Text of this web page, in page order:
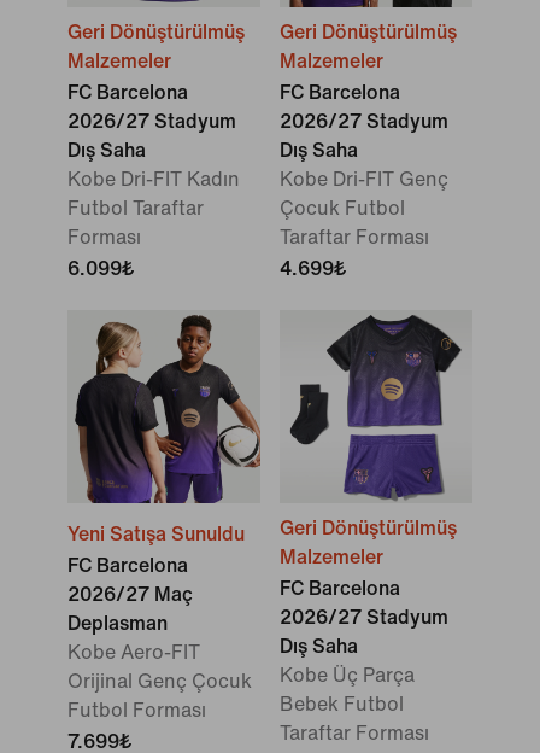
Geri Dönüştürülmüş
Malzemeler
FC Barcelona
2026/27 Stadyum
Dış Saha
Kobe Dri-FIT Kadın
Futbol Taraftar
Forması
6.099₺
Geri Dönüştürülmüş
Malzemeler
FC Barcelona
2026/27 Stadyum
Dış Saha
Kobe Dri-FIT Genç
Çocuk Futbol
Taraftar Forması
4.699₺
Yeni Satışa Sunuldu
FC Barcelona
2026/27 Maç
Deplasman
Kobe Aero-FIT
Orijinal Genç Çocuk
Futbol Forması
7.699₺
Geri Dönüştürülmüş
Malzemeler
FC Barcelona
2026/27 Stadyum
Dış Saha
Kobe Üç Parça
Bebek Futbol
Taraftar Forması